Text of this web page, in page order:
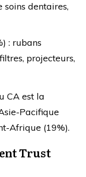
soins dentaires,
: rubans
projecteurs,
CA est la
Pacifique
Afrique (19%).
Trust